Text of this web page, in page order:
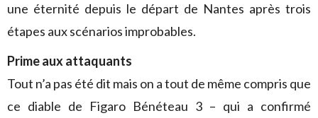
une éternité depuis le départ de Nantes après trois
étapes aux scénarios improbables.
Prime aux attaquants
Tout n’a pas été dit mais on a tout de même compris que
ce diable de Figaro Bénéteau 3 – qui a confirmé